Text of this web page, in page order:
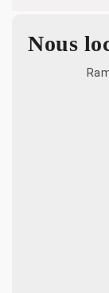
Nous